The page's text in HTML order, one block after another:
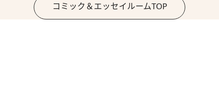
コミック＆エッセイルームTOP